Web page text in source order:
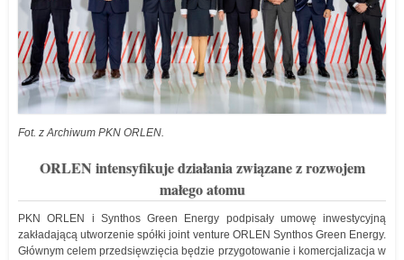
Fot. z Archiwum PKN ORLEN.
ORLEN intensyfikuje działania związane z rozwojem
małego atomu
PKN ORLEN i Synthos Green Energy podpisały umowę inwestycyjną
zakładającą utworzenie spółki joint venture ORLEN Synthos Green Energy.
Głównym celem przedsięwzięcia będzie przygotowanie i komercjalizacja w